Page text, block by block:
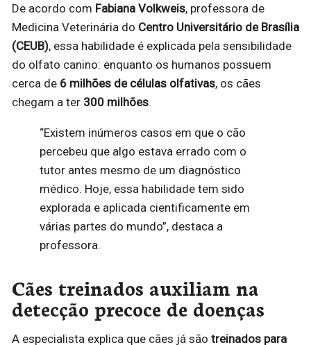
De acordo com Fabiana Volkweis, professora de
Medicina Veterinária do Centro Universitário de Brasília
(CEUB), essa habilidade é explicada pela sensibilidade
do olfato canino: enquanto os humanos possuem
cerca de 6 milhões de células olfativas, os cães
chegam a ter 300 milhões.
“Existem inúmeros casos em que o cão
percebeu que algo estava errado com o
tutor antes mesmo de um diagnóstico
médico. Hoje, essa habilidade tem sido
explorada e aplicada cientificamente em
várias partes do mundo”, destaca a
professora.
Cães treinados auxiliam na
detecção precoce de doenças
A especialista explica que cães já são treinados para